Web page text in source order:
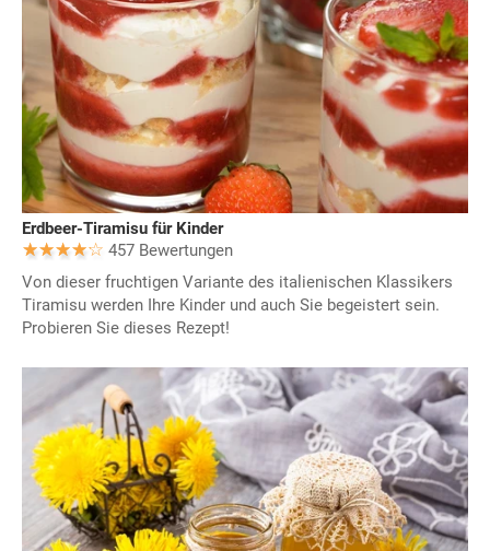
Erdbeer-Tiramisu für Kinder
457 Bewertungen
Von dieser fruchtigen Variante des italienischen Klassikers
Tiramisu werden Ihre Kinder und auch Sie begeistert sein.
Probieren Sie dieses Rezept!